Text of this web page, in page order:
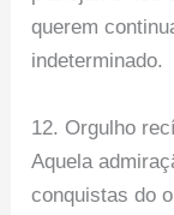
querem
indeterminado.
12. Orgulho
Aquela
conquistas do